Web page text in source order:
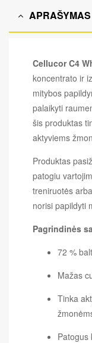
APRAŠYMAS
Cellucor C4
koncentrato ir
mitybos
palaikyti
šis produktas
aktyviems
Produktas
patogiu
treniruotės
norisi papildyti
Pagrindinės
72 %
Mažas
Tinka
Patogus